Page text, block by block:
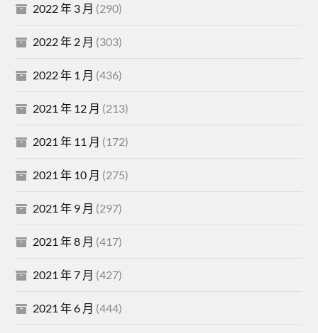
2022 年 3 月 (290)
2022 年 2 月 (303)
2022 年 1 月 (436)
2021 年 12 月 (213)
2021 年 11 月 (172)
2021 年 10 月 (275)
2021 年 9 月 (297)
2021 年 8 月 (417)
2021 年 7 月 (427)
2021 年 6 月 (444)